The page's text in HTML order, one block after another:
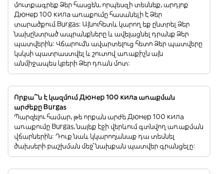
մուտքագրեք Ձեր հասցեն, որպեսզի տեսնեք, արդյոք
Дюнер 100 кила առաքումը հասանելի է Ձեր
տարածքում Burgas: Այնուհետև կարող եք ընտրել Ձեր
նախընտրած ապրանքները և ավելացնել դրանք Ձեր
պատվերին: Վճարումն ավարտելուց հետո Ձեր պատվերը
կսկսի պատրաստվել և շուտով առաքիչն այն
անմիջապես կբերի Ձեր դռան մոտ:
Որքա՞ն է կազմում Дюнер 100 кила առաքման
արժեքը Burgas
Պարզելու համար, թե որքան արժե Дюнер 100 кила
առաքումը Burgas, նայեք էջի վերևում գտնվող առաքման
վճարներին: Դուք նաև կկարողանաք դա տեսնել
ծախսերի բաշխման մեջ՝ նախքան պատվեր գրանցելը: